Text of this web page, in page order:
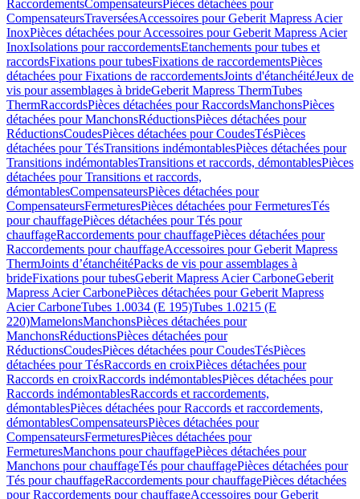
RaccordementsCompensateursPièces détachées pour
CompensateursTraverséesAccessoires pour Geberit Mapress Acier
InoxPièces détachées pour Accessoires pour Geberit Mapress Acier
InoxIsolations pour raccordementsEtanchements pour tubes et
raccordsFixations pour tubesFixations de raccordementsPièces
détachées pour Fixations de raccordementsJoints d'étanchéitéJeux de
vis pour assemblages à brideGeberit Mapress ThermTubes
ThermRaccordsPièces détachées pour RaccordsManchonsPièces
détachées pour ManchonsRéductionsPièces détachées pour
RéductionsCoudesPièces détachées pour CoudesTésPièces
détachées pour TésTransitions indémontablesPièces détachées pour
Transitions indémontablesTransitions et raccords, démontablesPièces
détachées pour Transitions et raccords,
démontablesCompensateursPièces détachées pour
CompensateursFermeturesPièces détachées pour FermeturesTés
pour chauffagePièces détachées pour Tés pour
chauffageRaccordements pour chauffagePièces détachées pour
Raccordements pour chauffageAccessoires pour Geberit Mapress
ThermJoints d’étanchéitéPacks de vis pour assemblages à
brideFixations pour tubesGeberit Mapress Acier CarboneGeberit
Mapress Acier CarbonePièces détachées pour Geberit Mapress
Acier CarboneTubes 1.0034 (E 195)Tubes 1.0215 (E
220)MamelonsManchonsPièces détachées pour
ManchonsRéductionsPièces détachées pour
RéductionsCoudesPièces détachées pour CoudesTésPièces
détachées pour TésRaccords en croixPièces détachées pour
Raccords en croixRaccords indémontablesPièces détachées pour
Raccords indémontablesRaccords et raccordements,
démontablesPièces détachées pour Raccords et raccordements,
démontablesCompensateursPièces détachées pour
CompensateursFermeturesPièces détachées pour
FermeturesManchons pour chauffagePièces détachées pour
Manchons pour chauffageTés pour chauffagePièces détachées pour
Tés pour chauffageRaccordements pour chauffagePièces détachées
pour Raccordements pour chauffageAccessoires pour Geberit